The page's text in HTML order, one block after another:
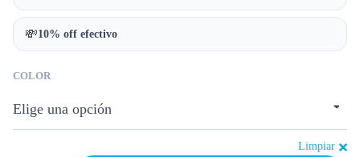
💸10% off efectivo
COLOR
Limpiar